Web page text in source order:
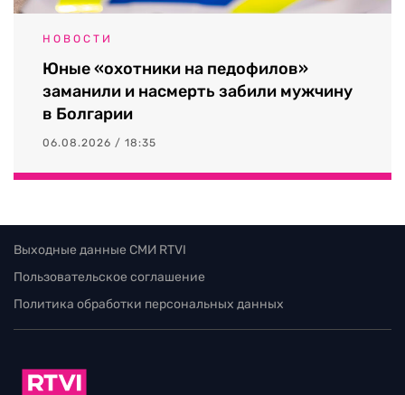
НОВОСТИ
Юные «охотники на педофилов»
заманили и насмерть забили мужчину
в Болгарии
06.08.2026 / 18:35
Выходные данные СМИ RTVI
Пользовательское соглашение
Политика обработки персональных данных